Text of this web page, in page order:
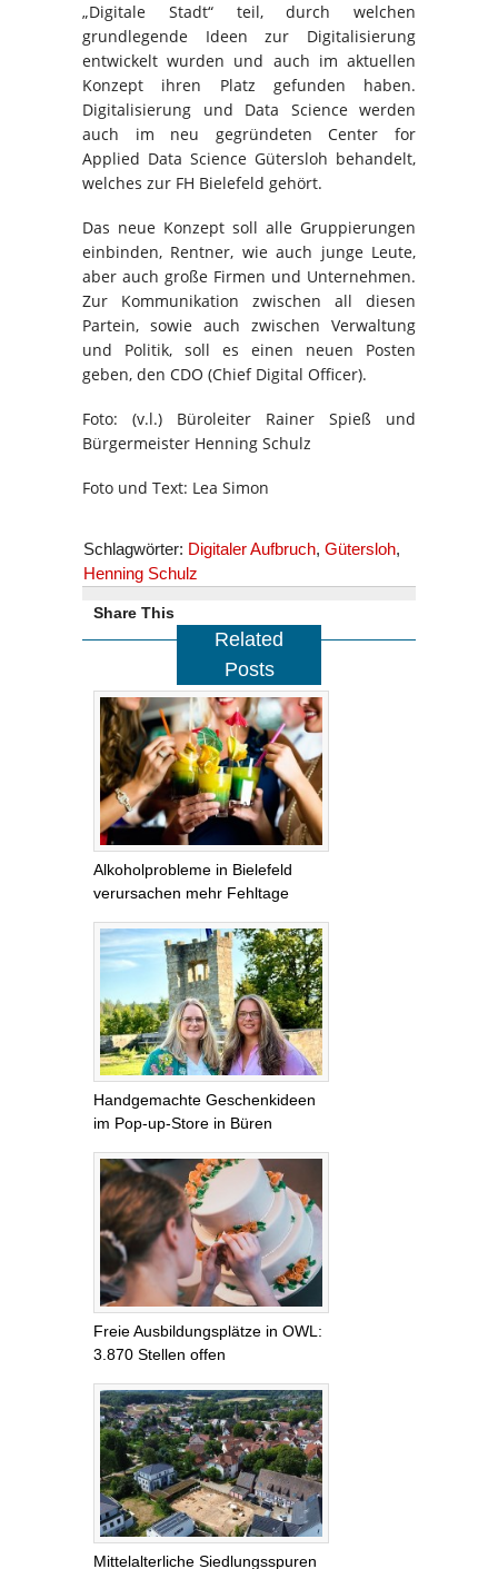
„Digitale Stadt“ teil, durch welchen
grundlegende Ideen zur Digitalisierung
entwickelt wurden und auch im aktuellen
Konzept ihren Platz gefunden haben.
Digitalisierung und Data Science werden
auch im neu gegründeten Center for
Applied Data Science Gütersloh behandelt,
welches zur FH Bielefeld gehört.
Das neue Konzept soll alle Gruppierungen
einbinden, Rentner, wie auch junge Leute,
aber auch große Firmen und Unternehmen.
Zur Kommunikation zwischen all diesen
Partein, sowie auch zwischen Verwaltung
und Politik, soll es einen neuen Posten
geben, den CDO (Chief Digital Officer).
Foto: (v.l.) Büroleiter Rainer Spieß und
Bürgermeister Henning Schulz
Foto und Text: Lea Simon
Schlagwörter: Digitaler Aufbruch, Gütersloh,
Henning Schulz
Share This
Related
Posts
Alkoholprobleme in Bielefeld
verursachen mehr Fehltage
Handgemachte Geschenkideen
im Pop-up-Store in Büren
Freie Ausbildungsplätze in OWL:
3.870 Stellen offen
Mittelalterliche Siedlungsspuren